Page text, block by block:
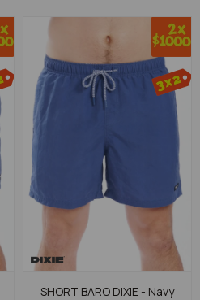
SHORT BARO DIXIE - Navy